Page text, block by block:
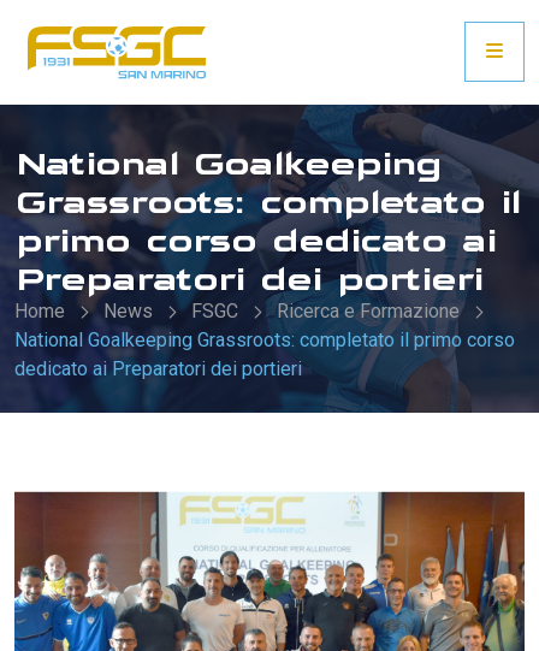
National Goalkeeping
Grassroots: completato il
primo corso dedicato ai
Preparatori dei portieri
Home News FSGC
Ricerca e Formazione
National Goalkeeping Grassroots: completato il primo corso
dedicato ai Preparatori dei portieri